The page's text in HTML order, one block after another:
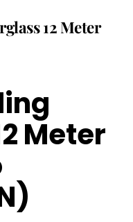
12 Meter
Meter